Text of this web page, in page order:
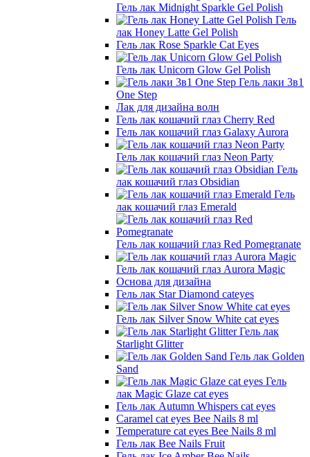
Гель лак Midnight Sparkle Gel Polish
Гель
лак Honey Latte Gel Polish
Гель лак Rose Sparkle Cat Eyes
Гель лак Unicorn Glow Gel Polish
Гель лаки 3в1
One Step
Лак для дизайна волн
Гель лак кошачий глаз Cherry Red
Гель лак кошачий глаз Galaxy Aurora
Гель лак кошачий глаз Neon Party
Гель
лак кошачий глаз Obsidian
Гель
лак кошачий глаз Emerald
Гель лак кошачий глаз Red Pomegranate
Гель лак кошачий глаз Aurora Magic
Основа для дизайна
Гель лак Star Diamond cateyes
Гель лак Silver Snow White cat eyes
Гель лак
Starlight Glitter
Гель лак Golden
Sand
Гель
лак Magic Glaze cat eyes
Гель лак Autumn Whispers cat eyes
Caramel cat eyes Bee Nails 8 ml
Temperature cat eyes Bee Nails 8 ml
Гель лак Bee Nails Fruit